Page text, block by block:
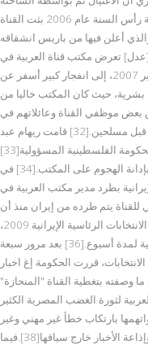
الميتسوبيشي البيضاء بعد تفخيخها.[30] في ليلة رأس السنة عام 2006 بثت القناة
أعلن فيها من باريس انشقاقه
تعرض مكتب قناة العربية في
غزة، في ساعة متأخرة من مساء الإثنين 22 يناير 2007، إلى انفجار كبير أسفر عن
حيث كان المكتب خاليا من
موظفي القناة وعائلاتهم في
الأراضي الفلسطيني ة لتهديدات على حياتهم من قبل مسلحين.[32] قامت ريهام عبد
الكريم مديرة مكتب قناة العربية في غزة بتحميل الحكومة الفلسطينية المسؤولية[33]
وقام رئيس الوزراء الفلسطيني إسماعيل هنية بإدانة الهجوم على المكتب.[34] في
قامت الحكومة الإيرانية بطرد مدير مكتب العربية في
صحفي للقناة يتم طرده من إيران منذ أن
افتتحت مكتبا لها هناك. في 14 يونيو 2009 أثناء الانتخابات الرئاسية الإيرانية 2009،
قامت الحكومة الإيرانية بإغلاق مكتب قناة العربية لمدة أسبوع.[36] بعد مرور سبعة
قررت الحكومة إغ اخبار
وصفته بتغطية القناة "المنحازة"
العربية لثورة الغضب المصرية الكثير
بارتكاب خطأ غير مهني وغير
محترم كما وصفه وكال لها الاتهام بقلب الحقائق وإذاعة الأخبار خارج سياقها[38].فيما